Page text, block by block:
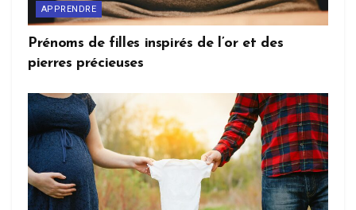
APPRENDRE
Prénoms de filles inspirés de l’or et des
pierres précieuses